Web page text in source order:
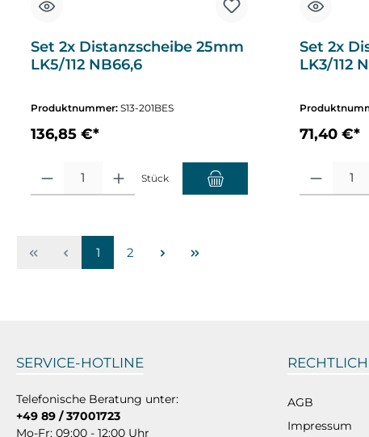
Set 2x Distanzscheibe 25mm
LK5/112 NB66,6
Produktnummer: S13-201BES
136,85 €*
Produkt Anzahl: Gib den gewünschten Wert ein oder benutze die
Stück
Set 2x
LK3/112
71,40 €*
Produkt
1 2
SERVICE-HOTLINE
Telefonische Beratung unter:
+49 89 / 37001723
Mo-Fr: 09:00 - 12:00 Uhr
AGB
Impressum